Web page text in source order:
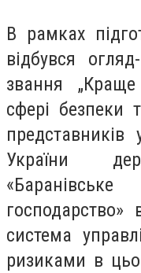
В рамках
відбувся
звання
сфері безпеки
представників
України
господарство»
система
ризиками в